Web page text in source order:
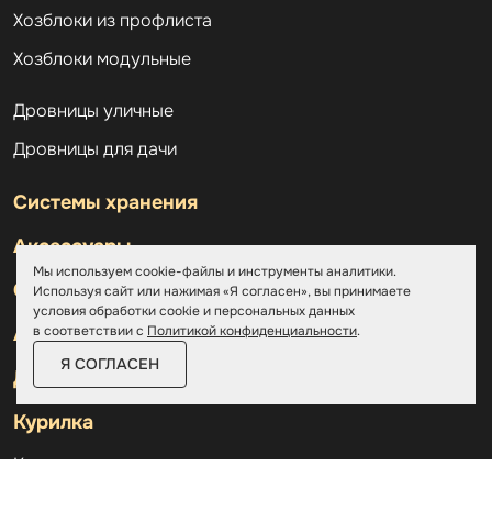
Хозблоки из профлиста
Хозблоки модульные
Дровницы уличные
Дровницы для дачи
Системы хранения
Аксессуары
Склады
Ангары
Дровницы
Курилка
Контакты
Мы используем cookie-файлы и инструменты аналитики.
Используя сайт или нажимая «Я согласен», вы принимаете
условия обработки cookie и персональных данных
в соответствии с Политикой конфиденциальности.
Я СОГЛАСЕН